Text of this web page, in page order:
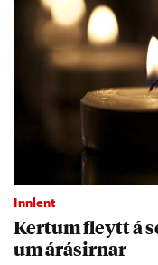
Innlent
Kert­um fleytt á
um árás­irn­ar